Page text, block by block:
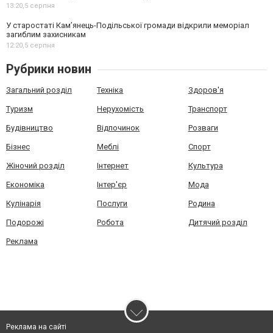
13:20,5 серпня
У старостаті Кам’янець-Подільської громади відкрили меморіал
загиблим захисникам
12:20,5 серпня
Рубрики новин
Загальний розділ Техніка Здоров'я
Туризм Нерухомість Транспорт
Будівництво Відпочинок Розваги
Бізнес Меблі Спорт
Жіночий розділ Інтернет Культура
Економіка Інтер'єр Мода
Кулінарія Послуги Родина
Подорожі Робота Дитячий розділ
Реклама
Реклама на сайті